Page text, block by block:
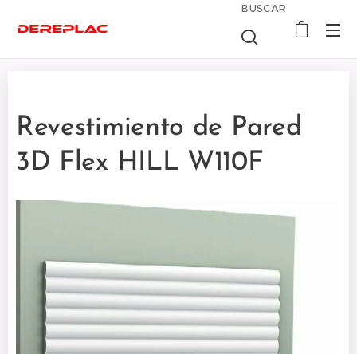
BUSCAR
Revestimiento de Pared
3D Flex HILL W110F